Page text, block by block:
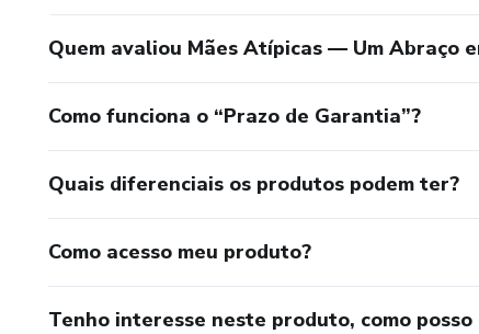
Quem avaliou Mães Atípicas — Um Abraço
Como funciona o “Prazo de Garantia”?
Quais diferenciais os produtos podem ter?
Como acesso meu produto?
Tenho interesse neste produto, como posso